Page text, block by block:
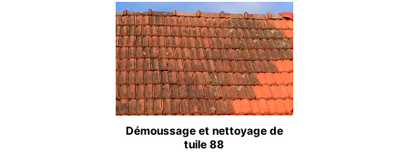
Démoussage et nettoyage de
tuile 88